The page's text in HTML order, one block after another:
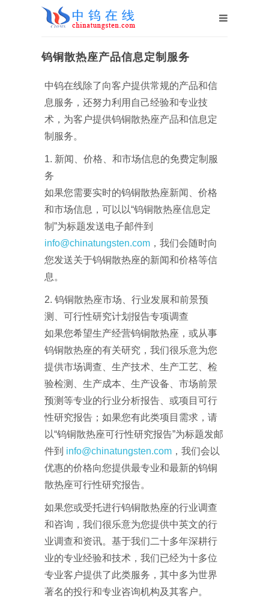
钨铜散热座产品信息定制服务
中钨在线除了向客户提供常规的产品和信
息服务，还努力利用自己经验和专业技
术，为客户提供钨铜散热座产品和信息定
制服务。
1. 新闻、价格、和市场信息的免费定制服
务
如果您需要实时的钨铜散热座新闻、价格
和市场信息，可以以“钨铜散热座信息定
制”为标题发送电子邮件到
info@chinatungsten.com ，我们会随时向
您发送关于钨铜散热座的新闻和价格等信
息。
2. 钨铜散热座市场、行业发展和前景预
测、可行性研究计划报告专项调查
如果您希望生产经营钨铜散热座，或从事
钨铜散热座的有关研究，我们很乐意为您
提供市场调查、生产技术、生产工艺、检
验检测、生产成本、生产设备、市场前景
预测等专业的行业分析报告、或项目可行
性研究报告；如果您有此类项目需求，请
以“钨铜散热座可行性研究报告”为标题发邮
件到 info@chinatungsten.com ，我们会以
优惠的价格向您提供最专业和最新的钨铜
散热座可行性研究报告。
如果您或受托进行钨铜散热座的行业调查
和咨询，我们很乐意为您提供中英文的行
业调查和资讯。基于我们二十多年深耕行
业的专业经验和技术，我们已经为十多位
专业客户提供了此类服务，其中多为世界
著名的投行和专业咨询机构及其客户。